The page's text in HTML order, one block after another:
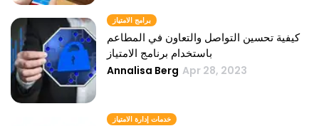
برامج الامتياز
كيفية تحسين التواصل والتعاون في المطاعم
باستخدام برنامج الامتياز
Annalisa Berg Apr 28, 2023
خدمات إدارة الامتياز